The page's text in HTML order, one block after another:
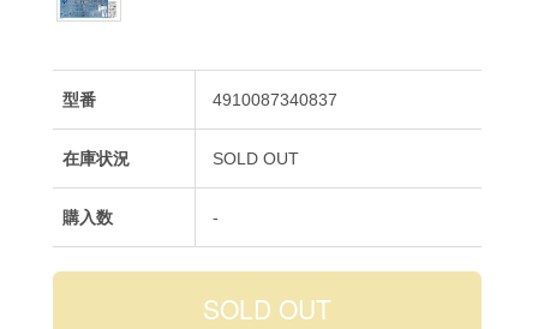
型番 4910087340837
在庫状況 SOLD OUT
購入数 -